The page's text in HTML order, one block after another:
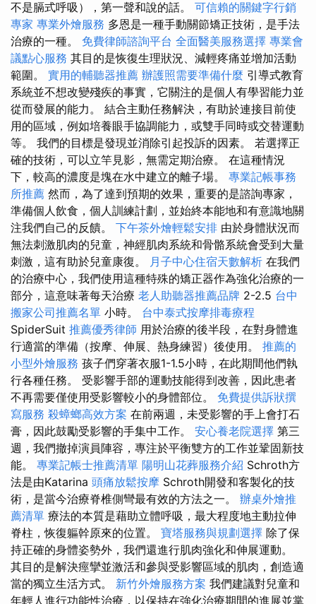
不是膈式呼吸），第一聲和說的話。 可信賴的關鍵字行銷
專家 專業外燴服務 多恩是一種手動關節矯正技術，是手法
治療的一種。 免費律師諮詢平台 全面醫美服務選擇 專業會
議點心服務 其目的是恢復生理狀況、減輕疼痛並增加活動
範圍。 實用的輔聽器推薦 辦護照需要準備什麼 引導式教育
系統並不想改變殘疾的事實，它關注的是個人有學習能力並
從而發展的能力。 結合主動任務解決，有助於連接目前使
用的區域，例如培養眼手協調能力，或雙手同時或交替運動
等。 我們的目標是發現並消除引起投訴的因素。 若選擇正
確的技術，可以立竿見影，無需定期治療。 在這種情況
下，較高的濃度是塊在水中建立的離子場。 專業記帳事務
所推薦 然而，為了達到預期的效果，重要的是諮詢專家，
準備個人飲食，個人訓練計劃，並始終本能地和有意識地關
注我們自己的反饋。 下午茶外燴輕鬆安排 由於身體狀況而
無法刺激肌肉的兒童，神經肌肉系統和骨骼系統會受到大量
刺激，這有助於兒童康復。 月子中心住宿天數解析 在我們
的治療中心，我們使用這種特殊的矯正器作為強化治療的一
部分，這意味著每天治療 老人助聽器推薦品牌 2-2.5 台中
搬家公司推薦名單 小時。 台中泰式按摩排毒療程
SpiderSuit 推薦優秀律師 用於治療的後半段，在對身體進
行適當的準備（按摩、伸展、熱身練習）後使用。 推薦的
小型外燴服務 孩子們穿著衣服1-1.5小時，在此期間他們執
行各種任務。 受影響手部的運動技能得到改善，因此患者
不再需要僅使用受影響較小的身體部位。 免費提供訴狀撰
寫服務 殺蟑螂高效方案 在前兩週，未受影響的手上會打石
膏，因此鼓勵受影響的手集中工作。 安心養老院選擇 第三
週，我們撤掉演員陣容，專注於平衡雙方的工作並鞏固新技
能。 專業記帳士推薦清單 陽明山花葬服務介紹 Schroth方
法是由Katarina 頭痛放鬆按摩 Schroth開發和客製化的技
術，是當今治療脊椎側彎最有效的方法之一。 辦桌外燴推
薦清單 療法的本質是藉助立體呼吸，最大程度地主動拉伸
脊柱，恢復軀幹原來的位置。 寶塔服務與規劃選擇 除了保
持正確的身體姿勢外，我們還進行肌肉強化和伸展運動。
其目的是解決痙攣並激活和參與受影響區域的肌肉，創造適
當的獨立生活方式。 新竹外燴服務方案 我們建議對兒童和
年輕人進行功能性治療，以保持在強化治療期間的進展並掌